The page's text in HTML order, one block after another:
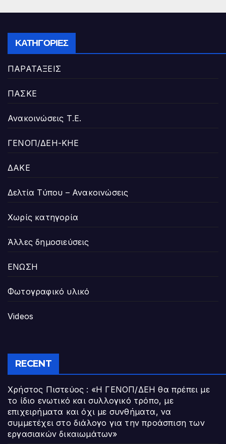
ΚΑΤΗΓΟΡΊΕΣ
ΠΑΡΑΤΑΞΕΙΣ
ΠΑΣΚΕ
Ανακοινώσεις Τ.Ε.
ΓΕΝΟΠ/ΔΕΗ-ΚΗΕ
ΔΑΚΕ
Δελτία Τύπου – Ανακοινώσεις
Χωρίς κατηγορία
Άλλες δημοσιεύσεις
ΕΝΩΣΗ
Φωτογραφικό υλικό
Videos
RECENT
Χρήστος Πιστεύος : «Η ΓΕΝΟΠ/ΔΕΗ θα πρέπει με
το ίδιο ενωτικό και συλλογικό τρόπο, με
επιχειρήματα και όχι με συνθήματα, να
συμμετέχει στο διάλογο για την προάσπιση των
εργασιακών δικαιωμάτων»